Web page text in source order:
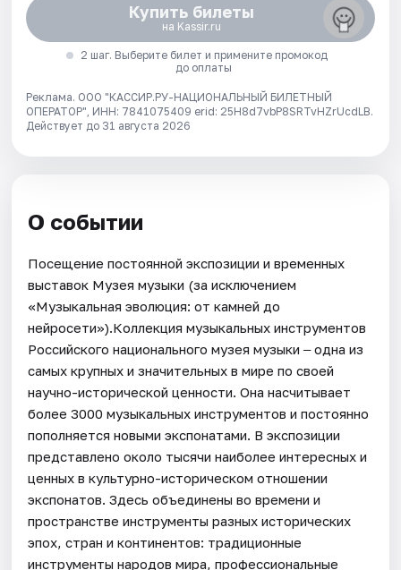
Купить билеты
на Kassir.ru
2 шаг. Выберите билет и примените промокод
до оплаты
Реклама. ООО "КАССИР.РУ-НАЦИОНАЛЬНЫЙ БИЛЕТНЫЙ
ОПЕРАТОР", ИНН: 7841075409 erid: 25H8d7vbP8SRTvHZrUcdLB.
Действует до 31 августа 2026
О событии
Посещение постоянной экспозиции и временных
выставок Музея музыки (за исключением
«Музыкальная эволюция: от камней до
нейросети»).Коллекция музыкальных инструментов
Российского национального музея музыки ‒ одна из
самых крупных и значительных в мире по своей
научно-исторической ценности. Она насчитывает
более 3000 музыкальных инструментов и постоянно
пополняется новыми экспонатами. В экспозиции
представлено около тысячи наиболее интересных и
ценных в культурно-историческом отношении
экспонатов. Здесь объединены во времени и
пространстве инструменты разных исторических
эпох, стран и континентов: традиционные
инструменты народов мира, профессиональные